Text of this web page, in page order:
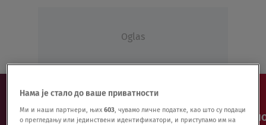
Oglas
NAJNOVIJE VESTI SHOW SPORT VIDEO
Нама је стало до ваше приватности
Ми и наши партнери, њих603, чувамо личне податке, као што су подаци
о прегледању или јединствени идентификатори, и приступамо им на